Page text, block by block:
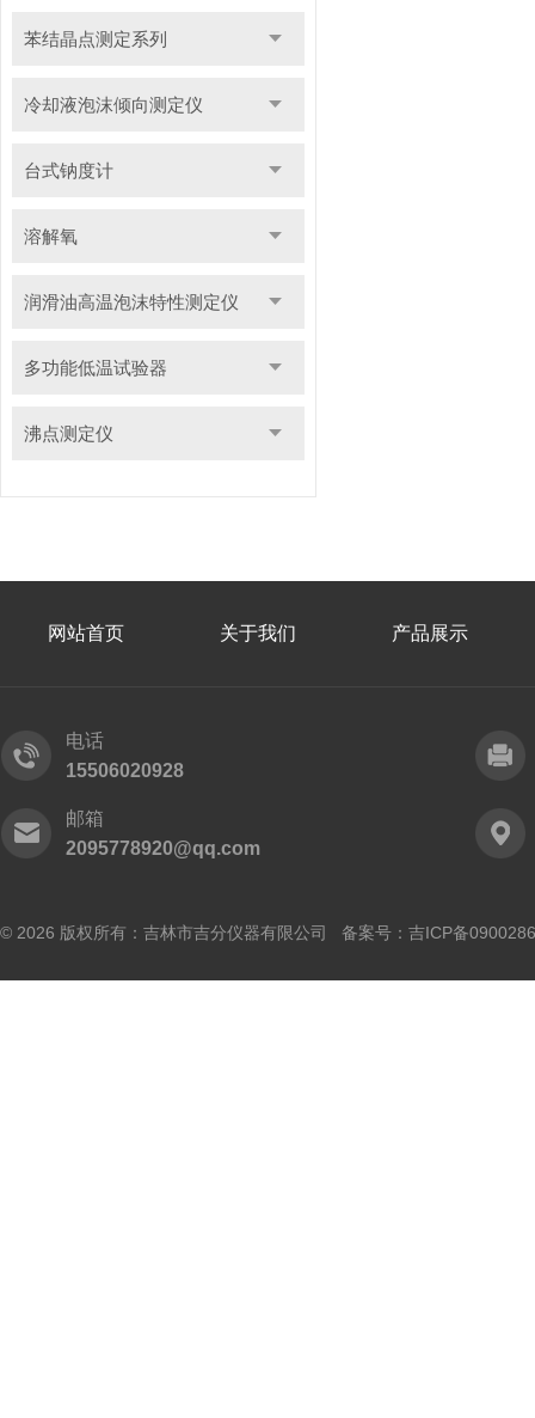
苯结晶点测定系列
冷却液泡沫倾向测定仪
台式钠度计
溶解氧
润滑油高温泡沫特性测定仪
多功能低温试验器
沸点测定仪
网站首页 关于我们 产品展示
电话
15506020928
邮箱
2095778920@qq.com
© 2026 版权所有：吉林市吉分仪器有限公司 备案号： 吉ICP备